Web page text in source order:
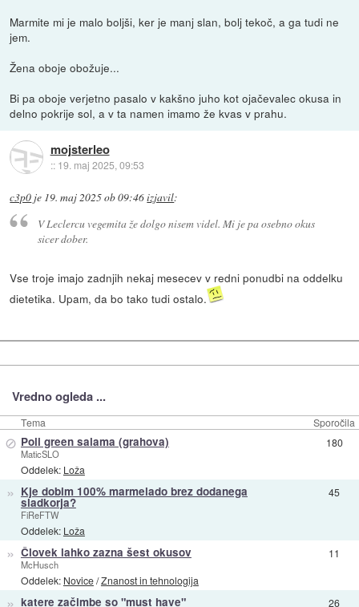
Marmite mi je malo boljši, ker je manj slan, bolj tekoč, a ga tudi ne
jem.
Žena oboje obožuje...
Bi pa oboje verjetno pasalo v kakšno juho kot ojačevalec okusa in
delno pokrije sol, a v ta namen imamo že kvas v prahu.
mojsterleo
:: 19. maj 2025, 09:53
c3p0 je 19. maj 2025 ob 09:46izjavil:
V Leclercu vegemita že dolgo nisem videl. Mi je pa osebno okus
sicer dober.
Vse troje imajo zadnjih nekaj mesecev v redni ponudbi na oddelku
dietetika. Upam, da bo tako tudi ostalo.
Vredno ogleda ...
Tema Sporočila
⊘ Poli green salama (grahova)
MaticSLO
Oddelek: Loža
180
» Kje dobim 100% marmelado brez dodanega
sladkorja?
FiReFTW
Oddelek: Loža
45
» Človek lahko zazna šest okusov
McHusch
Oddelek: Novice/Znanost in tehnologija
11
» katere začimbe so "must have" 26